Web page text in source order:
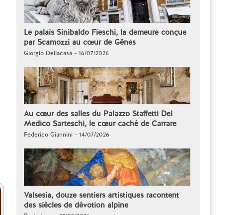
Le palais Sinibaldo Fieschi, la demeure conçue
par Scamozzi au cœur de Gênes
Giorgio Dellacasa - 16/07/2026
Au cœur des salles du Palazzo Staffetti Del
Medico Sarteschi, le cœur caché de Carrare
Federico Giannini - 14/07/2026
Valsesia, douze sentiers artistiques racontent
des siècles de dévotion alpine